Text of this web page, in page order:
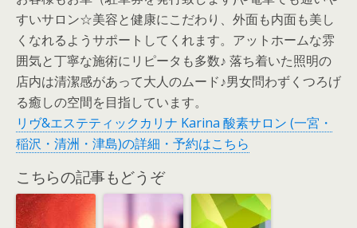
すいサロン☆美容と健康にこだわり、外面も内面も美し
くなれるようサポートしてくれます。アットホームな雰
囲気と丁寧な施術にリピータも多数♪ 落ち着いた照明の
店内は清潔感があって大人のムード♪男女問わずくつろげ
る癒しの空間を目指しています。
リヴ&エステティックカリナ Karina 酸素サロン (一宮・
稲沢・清洲・津島)の詳細・予約はこちら
こちらの記事もどうぞ